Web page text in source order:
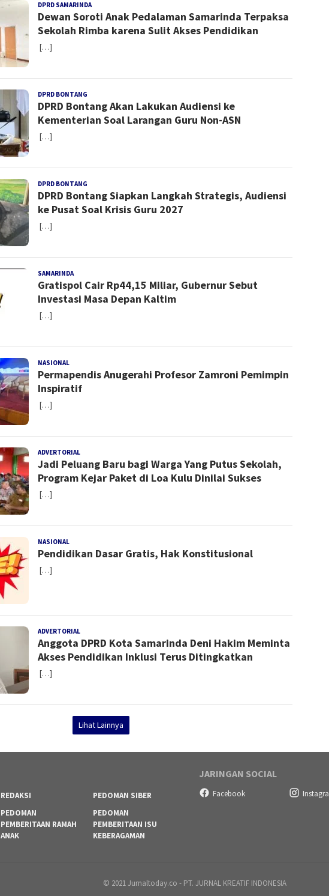
DPRD SAMARINDARedaksi
Dewan Soroti Anak Pedalaman Samarinda Terpaksa
Sekolah Rimba karena Sulit Akses Pendidikan
[…]
DPRD BONTANG
DPRD Bontang Akan Lakukan Audiensi ke
Kementerian Soal Larangan Guru Non-ASN
[…]
DPRD BONTANG
DPRD Bontang Siapkan Langkah Strategis, Audiensi
ke Pusat Soal Krisis Guru 2027
[…]
SAMARINDARedaksi
Gratispol Cair Rp44,15 Miliar, Gubernur Sebut
Investasi Masa Depan Kaltim
[…]
NASIONAL
Permapendis Anugerahi Profesor Zamroni Pemimpin
Inspiratif
[…]
ADVERTORIAL
Kukar
Jadi Peluang Baru bagi Warga Yang Putus Sekolah,
Program Kejar Paket di Loa Kulu Dinilai Sukses
[…]
NASIONAL
Pendidikan Dasar Gratis, Hak Konstitusional
[…]
ADVERTORIAL
Anggota DPRD Kota Samarinda Deni Hakim Meminta
Akses Pendidikan Inklusi Terus Ditingkatkan
[…]
Lihat Lainnya
REDAKSI
PEDOMAN SIBER
PEDOMAN
PEMBERITAAN RAMAH
ANAK
PEDOMAN
PEMBERITAAN ISU
KEBERAGAMAN
JARINGAN SOCIAL
Facebook
© 2021 Jurnaltoday.co - PT. JURNAL KREATIF INDONESIA